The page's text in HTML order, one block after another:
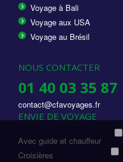
Voyage à Bali
Voyage aux USA
Voyage au Brésil
NOUS CONTACTER
01 40 03 35 87
contact@cfavoyages.fr
ENVIE DE VOYAGE
Avec guide et chauffeur
Croisières